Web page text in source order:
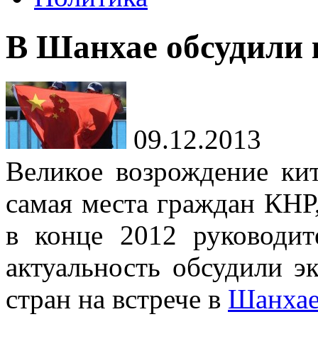
В Шанхае обсудили
09.12.2013
Великое возрождение
самая места граждан
в конце 2012
актуальность обсудили
стран на встрече в